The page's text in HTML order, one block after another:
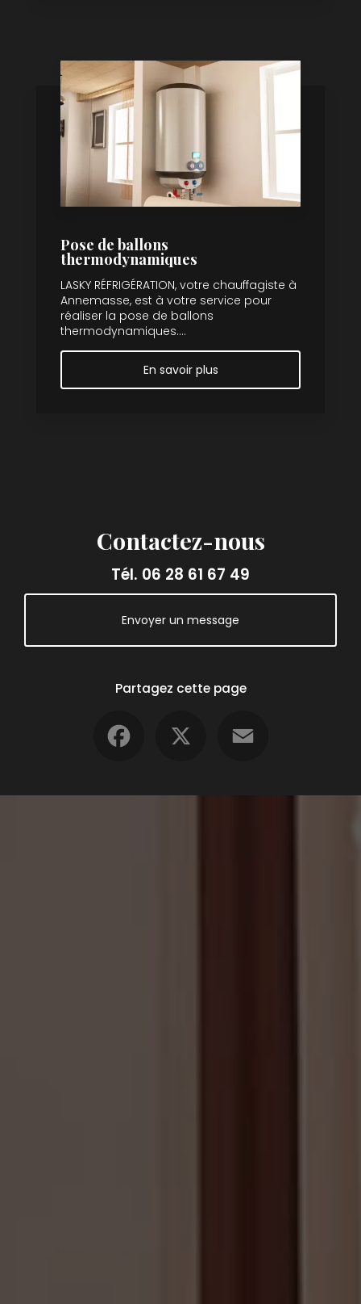
Pose de ballons
thermodynamiques
LASKY RÉFRIGÉRATION, votre chauffagiste à
Annemasse, est à votre service pour
réaliser la pose de ballons
thermodynamiques....
En savoir plus
Contactez-nous
Tél. 06 28 61 67 49
Envoyer un message
Partagez cette page